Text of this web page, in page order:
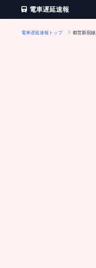
電車遅延速報
電車遅延速報トップ 都営新宿